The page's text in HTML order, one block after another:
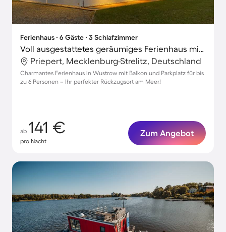
Ferienhaus ∙ 6 Gäste ∙ 3 Schlafzimmer
Voll ausgestattetes geräumiges Ferienhaus mit Grill und Terrasse
Priepert, Mecklenburg-Strelitz, Deutschland
Charmantes Ferienhaus in Wustrow mit Balkon und Parkplatz für bis
zu 6 Personen – Ihr perfekter Rückzugsort am Meer!
ab 141 €
pro Nacht
Zum Angebot